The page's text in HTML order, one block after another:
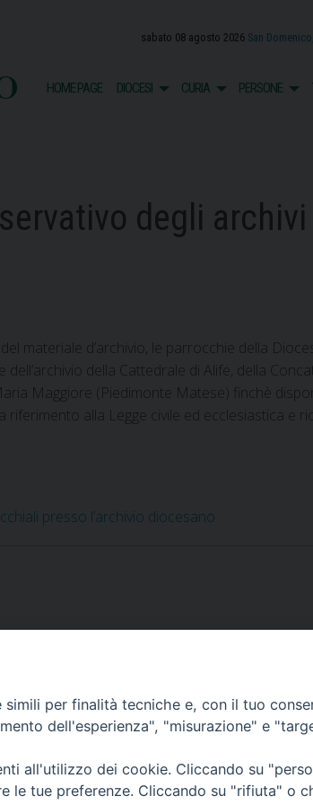
sabato 08 agosto 2026 San
HOME PAGE DIOCESI CURIA PERSONE
degli
materiale d’archivio, le parrocchie della
della Cattedrale di Alife, della
Maggiore (Piedimonte Matese) finchè
riferimento alla Legge civile ed ecclesiastica e
presso l’archivio diocesano
per finalità tecniche e, con il tuo
dell'esperienza", "misurazione" e
all'utilizzo dei cookie. Cliccando su
le tue preferenze. Cliccando su "rifiuta" o